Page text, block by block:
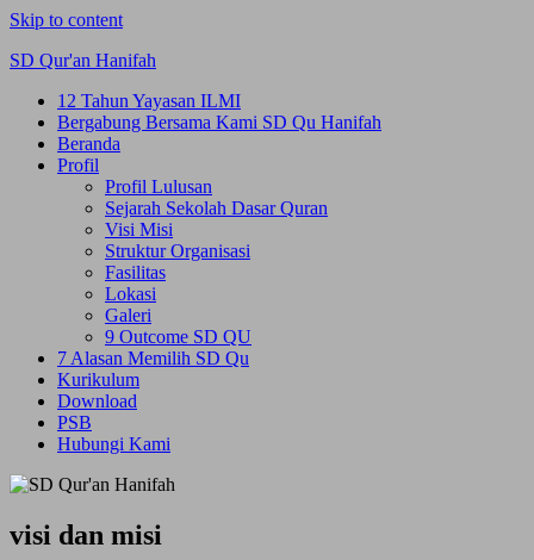
Skip to content
SD Qur'an Hanifah
12 Tahun Yayasan ILMI
Bergabung Bersama Kami SD Qu Hanifah
Beranda
Profil
Profil Lulusan
Sejarah Sekolah Dasar Quran
Visi Misi
Struktur Organisasi
Fasilitas
Lokasi
Galeri
9 Outcome SD QU
7 Alasan Memilih SD Qu
Kurikulum
Download
PSB
Hubungi Kami
visi dan misi